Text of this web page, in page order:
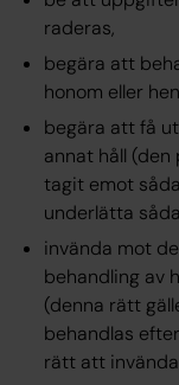
raderas,
begära att
honom eller
begära att få
annat håll
tagit emot
underlätta
invända mot
behandling av
(denna rätt
behandlas
rätt att